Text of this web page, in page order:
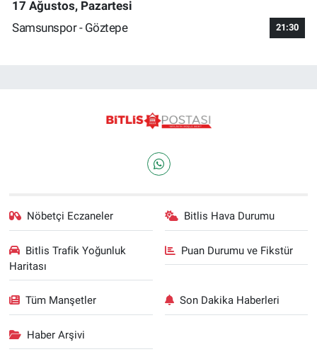
17 Ağustos, Pazartesi
Samsunspor - Göztepe
21:30
Nöbetçi Eczaneler Bitlis Hava Durumu
Bitlis Trafik Yoğunluk
Haritası
Puan Durumu ve Fikstür
Tüm Manşetler Son Dakika Haberleri
Haber Arşivi